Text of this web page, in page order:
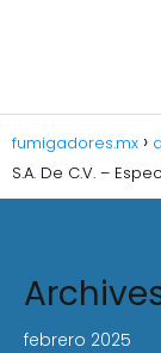
fumigadores.mx
S.A. De C.V. –
febrero 2025